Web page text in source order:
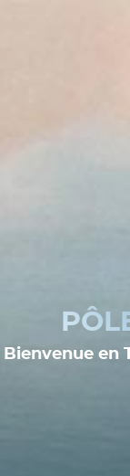
Bienvenue en